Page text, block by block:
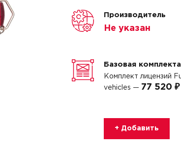
Производитель
Не указан
Базовая
Комплект лицензий
vehicles — 77 520 ₽
+ Добавить